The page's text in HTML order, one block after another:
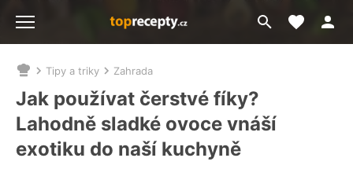
Přejít
na
Moje
Nacházíte
se
zde:
Tipy a triky Zahrada
Jak používat čerstvé fíky?
Lahodně sladké ovoce vnáší
exotiku do naší kuchyně